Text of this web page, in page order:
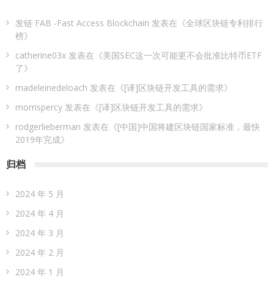
发链 FAB -Fast Access Blockchain 发表在《全球区块链专利排行
榜》
catherine03x 发表在《美国SEC这一次可能更不会批准比特币ETF
了》
madeleinedeloach 发表在《[译]区块链开发工具的需求》
morrispercy 发表在《[译]区块链开发工具的需求》
rodgerlieberman 发表在《[中国]中国将建区块链国家标准，最快
2019年完成》
归档
2024 年 5 月
2024 年 4 月
2024 年 3 月
2024 年 2 月
2024 年 1 月